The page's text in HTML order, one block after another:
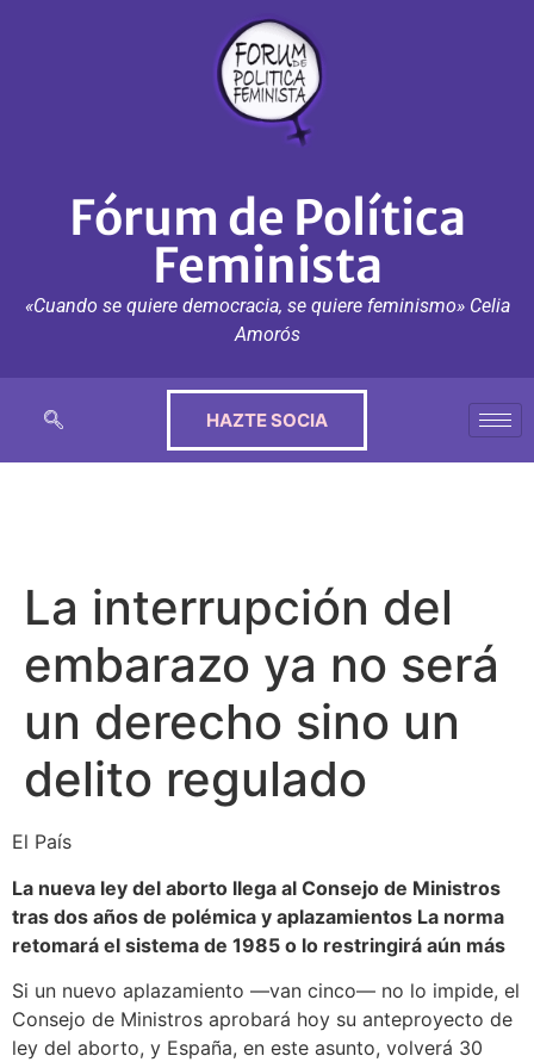
Fórum de Política
Feminista
«Cuando se quiere democracia, se quiere feminismo» Celia
Amorós
HAZTE SOCIA
La interrupción del
embarazo ya no será
un derecho sino un
delito regulado
El País
La nueva ley del aborto llega al Consejo de Ministros
tras dos años de polémica y aplazamientos La norma
retomará el sistema de 1985 o lo restringirá aún más
Si un nuevo aplazamiento —van cinco— no lo impide, el
Consejo de Ministros aprobará hoy su anteproyecto de
ley del aborto, y España, en este asunto, volverá 30